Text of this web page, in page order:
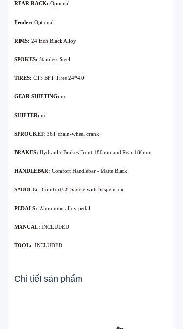
REAR RACK: Optional
Fender: Optional
RIMS: 24 inch Black Alloy
SPOKES: Stainless Steel
TIRES: CTS BFT Tires 24*4.0
GEAR SHIFTING: no
SHIFTER: no
SPROCKET: 36T chain-wheel crank
BRAKES: Hydraulic Brakes Front 180mm and Rear 180mm
HANDLEBAR: Comfort Handlebar - Matte Black
SADDLE: Comfort C8 Saddle with Suspension
PEDALS: Aluminum alloy pedal
MANUAL: INCLUDED
TOOL: INCLUDED
Chi tiết sản phẩm